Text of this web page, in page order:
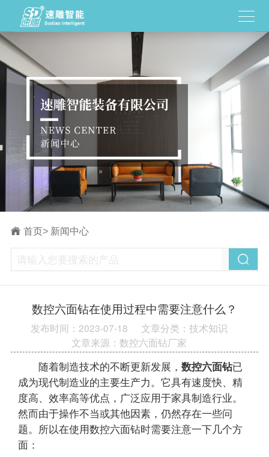
首页> 新闻中心
数控六面钻在使用过程中需要注意什么？
发布时间：2023-07-18
文章分类：技术知识
文章来源：数控六面钻厂家
随着制造技术的不断更新发展， 数控六面钻已
成为现代制造业的主要生产力。它具有速度快、精
度高、效率高等优点，广泛应用于家具制造行业。
然而由于操作不当或其他因素，仍然存在一些问
题。所以在使用数控六面钻时需要注意一下几个方
面：